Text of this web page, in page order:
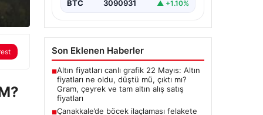
BTC 3090931 ▲ +1.10%
Son Eklenen Haberler
■Altın fiyatları canlı grafik 22 Mayıs: Altın
fiyatları ne oldu, düştü mü, çıktı mı?
Gram, çeyrek ve tam altın alış satış
fiyatları
■Çanakkale’de böcek ilaçlaması felakete